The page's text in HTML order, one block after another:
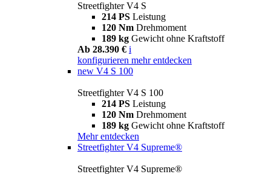
Streetfighter V4 S
214 PS Leistung
120 Nm Drehmoment
189 kg Gewicht ohne Kraftstoff
Ab 28.390 € i
konfigurieren mehr entdecken
new V4 S 100
Streetfighter V4 S 100
214 PS Leistung
120 Nm Drehmoment
189 kg Gewicht ohne Kraftstoff
Mehr entdecken
Streetfighter V4 Supreme®
Streetfighter V4 Supreme®